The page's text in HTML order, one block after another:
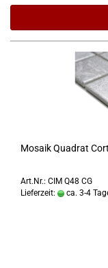
Mosaik Quadrat
Art.Nr.: CIM Q48 CG
Lieferzeit:
ca. 3-4